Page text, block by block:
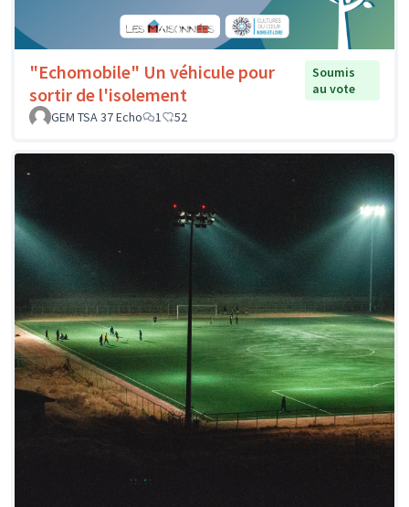
"Echomobile" Un véhicule pour
sortir de l'isolement
Soumis
au vote
GEM TSA 37 Echo
1 52